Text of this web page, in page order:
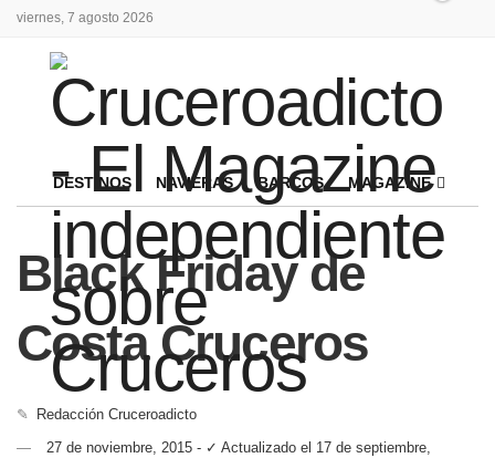
viernes, 7 agosto 2026
DESTINOS NAVIERAS BARCOS MAGAZINE
Black Friday de
Costa Cruceros
✎
Redacción Cruceroadicto
27 de noviembre, 2015 - ✓ Actualizado el 17 de septiembre,